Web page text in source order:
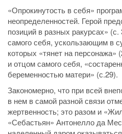
«Опрокинутость в себя»
неопределенностей. Герой
позиций в разных ракурсах»
самого себя, ускользающим в
которых «тянет на
и отцом самого себя,
беременностью матери» (с.29).
Закономерно, что при всей
в нем в самой разной связи
жертвенность; это разом и
«Себастьян» Антонелло да